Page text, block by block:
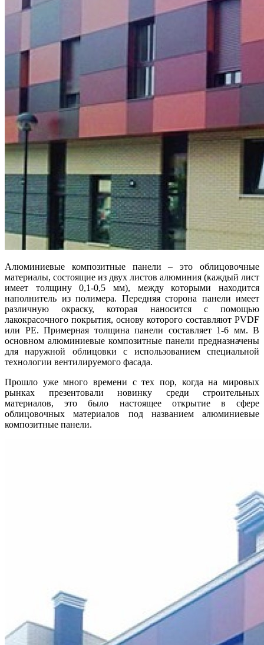
Алюминиевые композитные панели – это облицовочные
материалы, состоящие из двух листов алюминия (каждый лист
имеет толщину 0,1-0,5 мм), между которыми находится
наполнитель из полимера. Передняя сторона панели имеет
различную окраску, которая наносится с помощью
лакокрасочного покрытия, основу которого составляют PVDF
или PE. Примерная толщина панели составляет 1-6 мм. В
основном алюминиевые композитные панели предназначены
для наружной облицовки с использованием специальной
технологии вентилируемого фасада.
Прошло уже много времени с тех пор, когда на мировых
рынках презентовали новинку среди строительных
материалов, это было настоящее открытие в сфере
облицовочных материалов под названием алюминиевые
композитные панели.